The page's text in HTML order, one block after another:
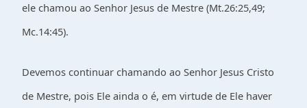
ele chamou ao Senhor Jesus de Mestre (Mt.26:25,49;
Mc.14:45).
Devemos continuar chamando ao Senhor Jesus Cristo
de Mestre, pois Ele ainda o é, em virtude de Ele haver